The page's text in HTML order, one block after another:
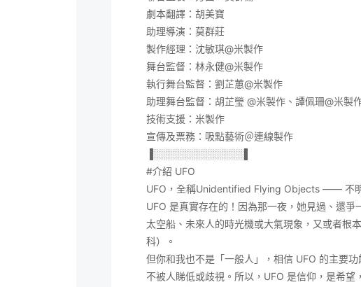
劇本翻譯：胡美寶
助理導演：莫群莊
製作經理：沈敏琪@米製作
舞台監督：林永健@米製作
執行舞台監督：劉芷蕙@米製作
助理舞台監督：胡芷瑩 @米製作、譚佩珊@米製
技術支援：米製作
宣傳及票務：吸點藝術＠連線製作
▐░░░░░░░░░░░░░▌
#介紹 UFO
UFO，全稱Unidentified Flying Objects —— 不
UFO 是真實存在的！因為那一夜，她見過、還
太空船、未來人的時光機或大氣現象，又或者根
科）。
但你和我也不是「一般人」，相信 UFO 的主要
不被人睇低或歧視。所以，UFO 是信仰，是希